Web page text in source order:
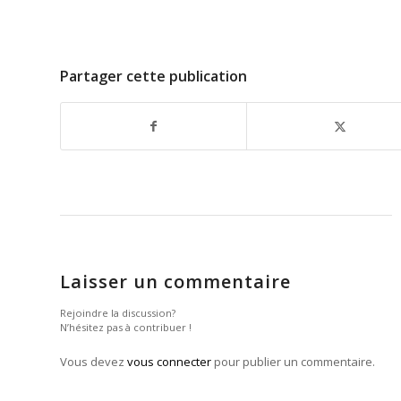
Partager cette publication
Laisser un commentaire
Rejoindre la discussion?
N’hésitez pas à contribuer !
Vous devez vous connecter pour publier un commentaire.